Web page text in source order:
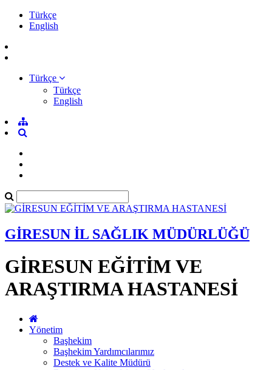
Türkçe
English
Türkçe
Türkçe
English
GİRESUN İL SAĞLIK MÜDÜRLÜĞÜ
GİRESUN EĞİTİM VE
ARAŞTIRMA HASTANESİ
Yönetim
Başhekim
Başhekim Yardımcılarımız
Destek ve Kalite Müdürü